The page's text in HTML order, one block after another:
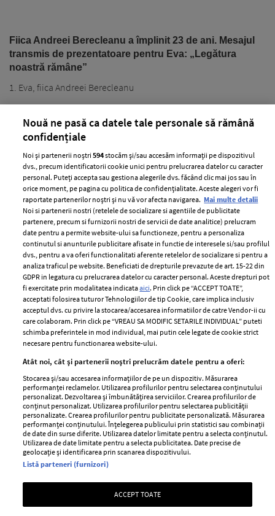
Fiica Andreei Berecleanu a împlinit 23 de ani. Mesajul
transmis de prezentatoare pentru Eva: „Legătura
noastră rămâne”
1. Eva, fiica Andreei Berecleanu
PARTENERI
Unul dintre cele mai folosite
aeroporturi din Europa își
închide complet porțile timp
de trei luni. Milioane de
pasageri, afectați
Un vecin instruit poate salva o
viață. Vezi despre ce e vorba
transformi fiecare amintire
într-o poveste pe care o porți
Nouă ne pasă ca datele tale personale să rămână
confidențiale
Noi și partenerii noștri594stocăm și/sau accesăm informații pe dispozitivul
dvs., precum identificatorii cookie unici pentru prelucrarea datelor cu caracter
personal. Puteți accepta sau gestiona alegerile dvs. făcând clic mai jos sau în
orice moment, pe pagina cu politica de confidențialitate. Aceste alegeri vor fi
raportate partenerilor noștri și nu vă vor afecta navigarea. Mai multe detalii
Noi si partenerii nostri (retelele de socializare si agentiile de publicitate
partenere, precum si furnizorii nostri de servicii de date analitice) prelucram
date pentru a permite website-ului sa functioneze, pentru a personaliza
continutul si anunturile publicitare afisate in functie de interesele si/sau profilul
dvs., pentru a va oferi functionalitati aferente retelelor de socializare si pentru a
analiza traficul pe website. Beneficiati de drepturile prevazute de art. 15-22 din
GDPR in legatura cu prelucrarea datelor cu caracter personal. Aceste drepturi pot
fi exercitate prin modalitatea indicataaici. Prin click pe “ACCEPT TOATE”,
acceptati folosirea tuturor Tehnologiilor de tip Cookie, care implica inclusiv
acceptul dvs. cu privire la stocarea/accesarea informatiilor de catre Vendor-ii cu
care colaboram. Prin click pe “VREAU SA MODIFIC SETARILE INDIVIDUAL” puteti
schimba preferintele in mod individual, mai putin cele legate de cookie strict
necesare pentru functionarea website-ului.
Atât noi, cât și partenerii noștri prelucrăm datele pentru a oferi:
Stocarea și/sau accesarea informațiilor de pe un dispozitiv. Măsurarea
performanței reclamelor. Utilizarea profilurilor pentru selectarea conținutului
personalizat. Dezvoltarea și îmbunătățirea serviciilor. Crearea profilurilor de
conținut personalizat. Utilizarea profilurilor pentru selectarea publicității
personalizate. Crearea profilurilor pentru publicitate personalizată. Măsurarea
performanței conținutului. Înțelegerea publicului prin statistici sau combinații
de date din surse diferite. Utilizarea datelor limitate pentru a selecta conținutul.
Utilizarea de date limitate pentru a selecta publicitatea. Date precise de
geolocație și identificarea prin scanarea dispozitivului.
Listă parteneri (furnizori)
ACCEPT TOATE